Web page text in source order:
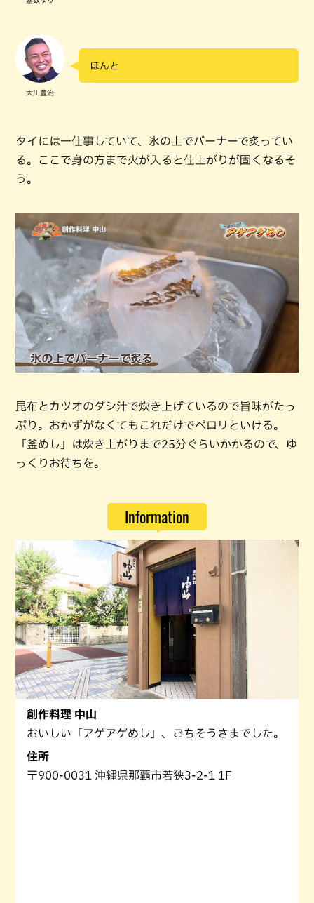
大川豊治
ほんと
タイには一仕事していて、氷の上でバーナーで炙ってい
る。ここで身の方まで火が入ると仕上がりが固くなるそ
う。
昆布とカツオのダシ汁で炊き上げているので旨味がたっ
ぷり。おかずがなくてもこれだけでペロリといける。
「釜めし」は炊き上がりまで25分ぐらいかかるので、ゆ
っくりお待ちを。
Information
創作料理 中山
おいしい「アゲアゲめし」、ごちそうさまでした。
住所
〒900-0031 沖縄県那覇市若狭3-2-1 1F